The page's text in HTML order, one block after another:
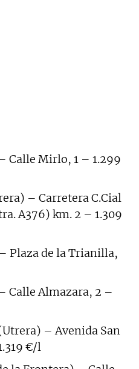
Calle Mirlo, 1 – 1.299
– Carretera C.Cial
A376) km. 2 – 1.309
Plaza de la Trianilla,
Calle Almazara, 2 –
– Avenida San
€/l